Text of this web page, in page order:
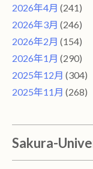
2026年4月 (241)
2026年3月 (246)
2026年2月 (154)
2026年1月 (290)
2025年12月 (304)
2025年11月 (268)
Sakura-